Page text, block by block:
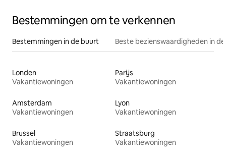
Bestemmingen om te verkennen
Bestemmingen in de buurt Beste bezienswaardigheden in
Londen
Vakantiewoningen
Parijs
Vakantiewoningen
Amsterdam
Vakantiewoningen
Lyon
Vakantiewoningen
Brussel
Vakantiewoningen
Straatsburg
Vakantiewoningen